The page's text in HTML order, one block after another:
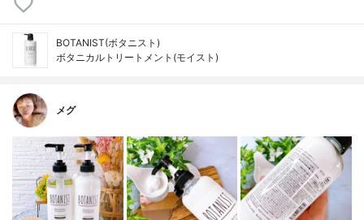
BOTANIST(ボタニスト)
ボタニカルトリートメント(モイスト)
メグ